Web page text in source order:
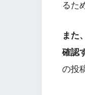
るた
また
確認
の投